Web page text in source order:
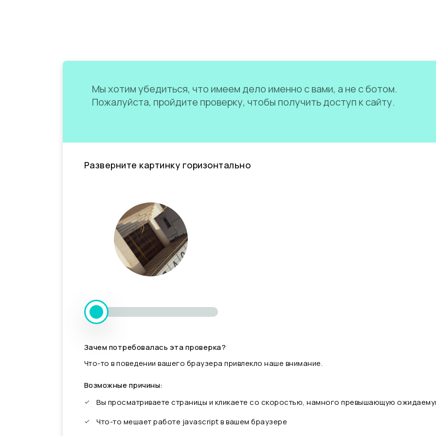
Мы хотим убедиться, что имеем дело именно с вами, а не с ботом.
Пожалуйста, пройдите проверку, чтобы получить доступ к сайту.
Разверните картинку горизонтально
Зачем потребовалась эта проверка?
Что-то в поведении вашего браузера привлекло наше внимание.
Возможные причины:
Вы просматриваете страницы и кликаете со скоростью, намного превышающую
Что-то мешает работе javascript в вашем браузере